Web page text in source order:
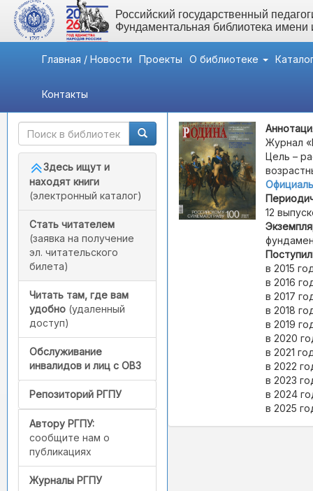
Российский государственный
Фундаментальная библиотека
Главная / Новости Проекты О библиотеке
Контакты
Быстрый доступ
Здесь ищут и
находят книги
(электронный каталог)
Стать читателем
(заявка на получение
эл. читательского
билета)
Читать там, где вам
удобно (удаленный
доступ)
Обслуживание
инвалидов и лиц с ОВЗ
Репозиторий РГПУ
Автору РГПУ:
сообщите нам о
публикациях
Журналы РГПУ
Журнал
Цель –
12
в 2015
в 2016
в 2017
в 2018
в 2019
в 2020
в 2021
в 2022
в 2023
в 2024
в 2025